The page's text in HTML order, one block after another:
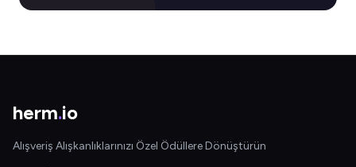
herm.io
Alışveriş Alışkanlıklarınızı Özel Ödüllere Dönüştürün